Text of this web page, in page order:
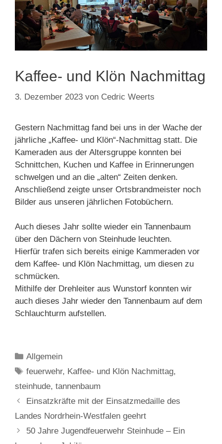
Kaffee- und Klön Nachmittag
3. Dezember 2023 von Cedric Weerts
Gestern Nachmittag fand bei uns in der Wache der
jährliche „Kaffee- und Klön“-Nachmittag statt. Die
Kameraden aus der Altersgruppe konnten bei
Schnittchen, Kuchen und Kaffee in Erinnerungen
schwelgen und an die „alten“ Zeiten denken.
Anschließend zeigte unser Ortsbrandmeister noch
Bilder aus unseren jährlichen Fotobüchern.
Auch dieses Jahr sollte wieder ein Tannenbaum
über den Dächern von Steinhude leuchten.
Hierfür trafen sich bereits einige Kammeraden vor
dem Kaffee- und Klön Nachmittag, um diesen zu
schmücken.
Mithilfe der Drehleiter aus Wunstorf konnten wir
auch dieses Jahr wieder den Tannenbaum auf dem
Schlauchturm aufstellen.
Kategorien
Allgemein
Schlagwörter
feuerwehr, Kaffee- und Klön Nachmittag,
steinhude, tannenbaum
Einsatzkräfte mit der Einsatzmedaille des
Landes Nordrhein-Westfalen geehrt
50 Jahre Jugendfeuerwehr Steinhude – Ein